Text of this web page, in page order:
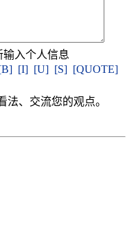
入个人信息
[I] [U] [S] [QUOTE]
、交流您的观点。